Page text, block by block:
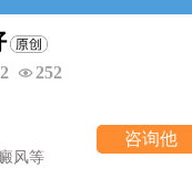
252
咨询他